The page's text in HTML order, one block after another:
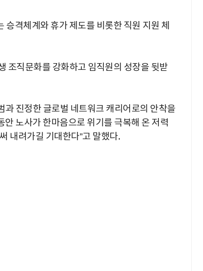
격체계와 휴가 제도를 비롯한 직원 지원 체
조직문화를 강화하고 임직원의 성장을 뒷받
과 진정한 글로벌 네트워크 캐리어로의 안착을
안 노사가 한마음으로위기를 극복해 온저력
써 내려가길 기대한다”고 말했다.